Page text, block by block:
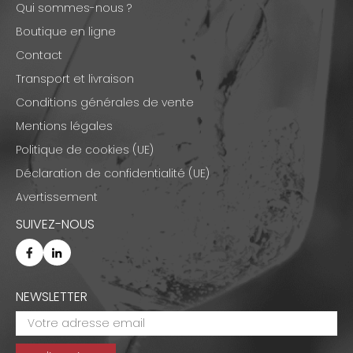
Qui sommes-nous ?
Boutique en ligne
Contact
Transport et livraison
Conditions générales de vente
Mentions légales
Politique de cookies (UE)
Déclaration de confidentialité (UE)
Avertissement
SUIVEZ-NOUS
NEWSLETTER